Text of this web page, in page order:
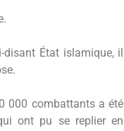
État islamique, il
000 combattants a été
ont pu se replier en